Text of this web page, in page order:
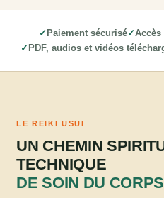
Paiement sécurisé
PDF, audios et vidéos
LE REIKI USUI
UN CHEMIN
TECHNIQUE
DE SOIN DU